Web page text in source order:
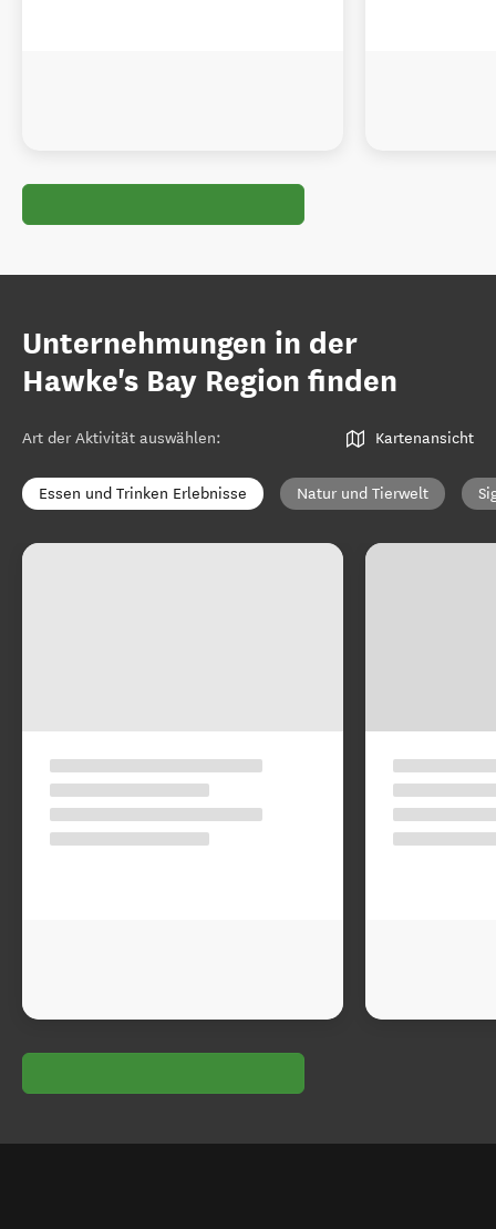
Unternehmungen in der
Hawke's Bay Region finden
Art der Aktivität auswählen: Kartenansicht
Essen und Trinken Erlebnisse Natur und Tierwelt